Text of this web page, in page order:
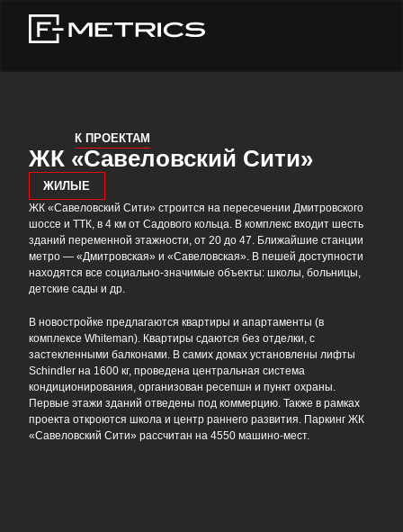
К ПРОЕКТАМ
ЖК «Савеловский Сити»
ЖИЛЫЕ
ЖК «Савеловский Сити» строится на пересечении Дмитровского
шоссе и ТТК, в 4 км от Садового кольца. В комплекс входит шесть
зданий переменной этажности, от 20 до 47. Ближайшие станции
метро — «Дмитровская» и «Савеловская». В пешей доступности
находятся все социально-значимые объекты: школы, больницы,
детские сады и др.
В новостройке предлагаются квартиры и апартаменты (в
комплексе Whiteman). Квартиры сдаются без отделки, с
застекленными балконами. В самих домах установлены лифты
Schindler на 1600 кг, проведена центральная система
кондиционирования, организован ресепшн и пункт охраны.
Первые этажи зданий отведены под коммерцию. Также в рамках
проекта откроются школа и центр раннего развития. Паркинг ЖК
«Савеловский Сити» рассчитан на 4550 машино-мест.